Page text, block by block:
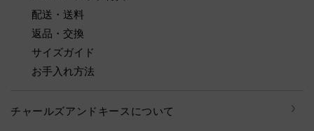
配送・送料
返品・交換
サイズガイド
お手入れ方法
チャールズアンドキースについて